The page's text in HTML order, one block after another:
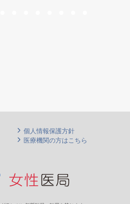
個人情報保護方針
医療機関の方はこちら